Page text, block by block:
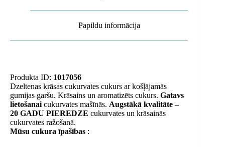
Papildu informācija
Produkta ID: 1017056
Dzeltenas krāsas cukurvates cukurs ar košļājamās
gumijas garšu. Krāsains un aromatizēts cukurs. Gatavs
lietošanai cukurvates mašīnās. Augstākā kvalitāte –
20 GADU PIEREDZE cukurvates un krāsainās
cukurvates ražošanā.
Mūsu cukura īpašības :